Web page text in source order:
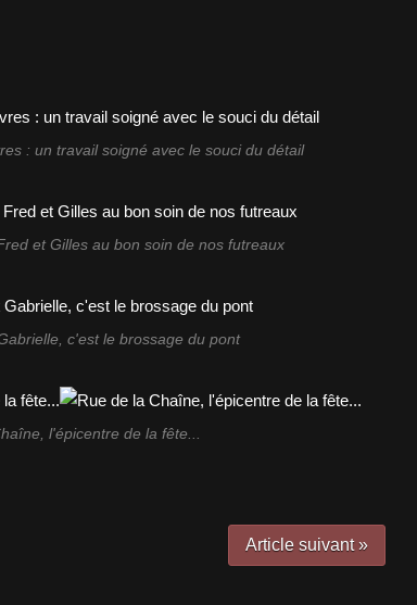
: un travail soigné avec le souci du détail
et Gilles au bon soin de nos futreaux
c'est le brossage du pont
l'épicentre de la fête...
Article suivant »